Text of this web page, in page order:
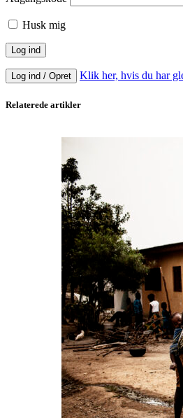
Husk mig
Log ind / Opret Klik her, hvis du har
Relaterede artikler